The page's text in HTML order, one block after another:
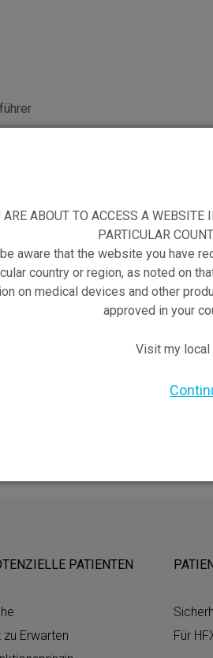
gemäß §27 a Umsatzsteuergesetz:
PATIENTEN
Erwarten
Für
ARE ABOUT TO ACCESS A
PARTICULAR
aware that the website you have
country or region, as noted on
on medical devices and other
approved in your
Visit my local